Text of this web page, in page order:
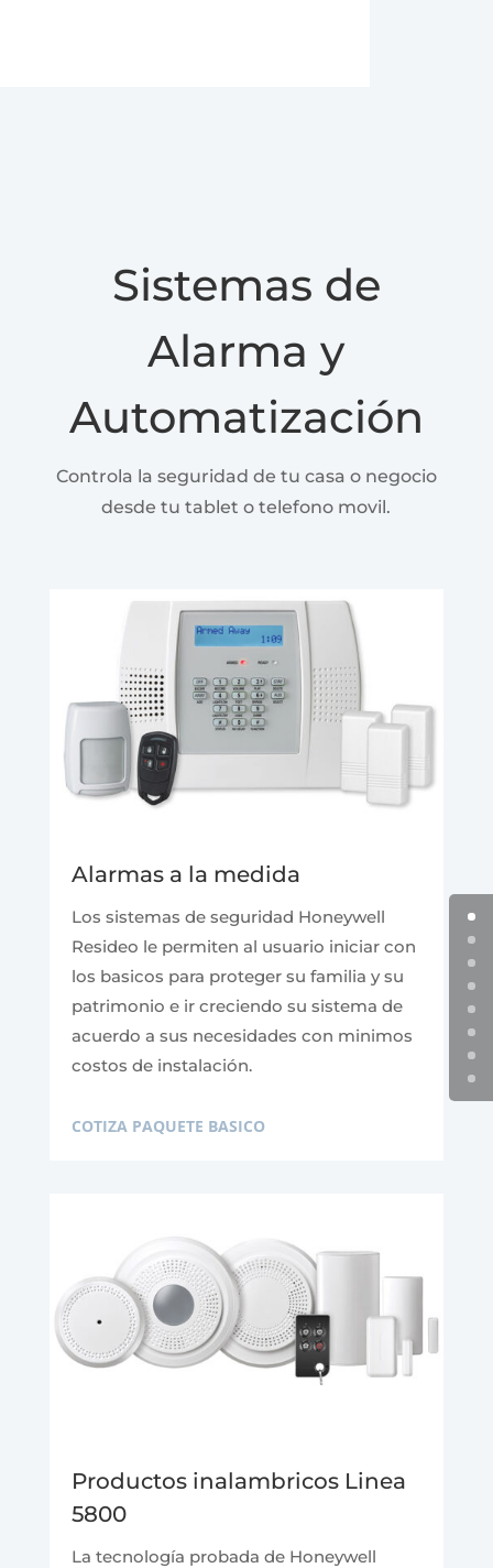
Sistemas de
Alarma y
Automatización
Controla la seguridad de tu casa o negocio
desde tu tablet o telefono movil.
Alarmas a la medida
Los sistemas de seguridad Honeywell
Resideo le permiten al usuario iniciar con
los basicos para proteger su familia y su
patrimonio e ir creciendo su sistema de
acuerdo a sus necesidades con minimos
costos de instalación.
COTIZA PAQUETE BASICO
Productos inalambricos Linea
5800
La tecnología probada de Honeywell